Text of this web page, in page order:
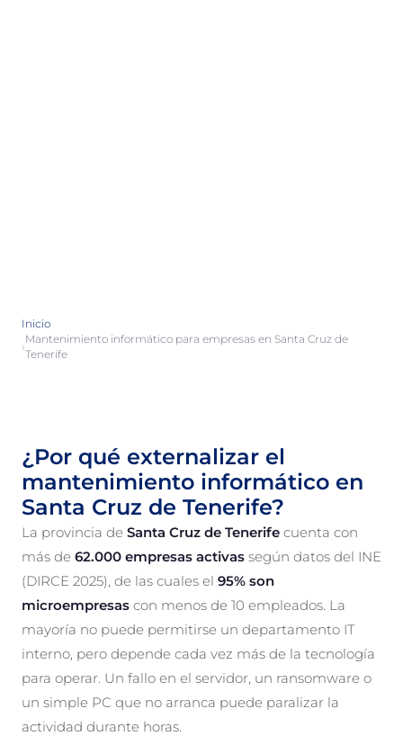
Inicio
›Mantenimiento informático para empresas en Santa Cruz de
Tenerife
¿Por qué externalizar el
mantenimiento informático en
Santa Cruz de Tenerife?
La provincia de Santa Cruz de Tenerife cuenta con
más de 62.000 empresas activas según datos del INE
(DIRCE 2025), de las cuales el 95% son
microempresas con menos de 10 empleados. La
mayoría no puede permitirse un departamento IT
interno, pero depende cada vez más de la tecnología
para operar. Un fallo en el servidor, un ransomware o
un simple PC que no arranca puede paralizar la
actividad durante horas.